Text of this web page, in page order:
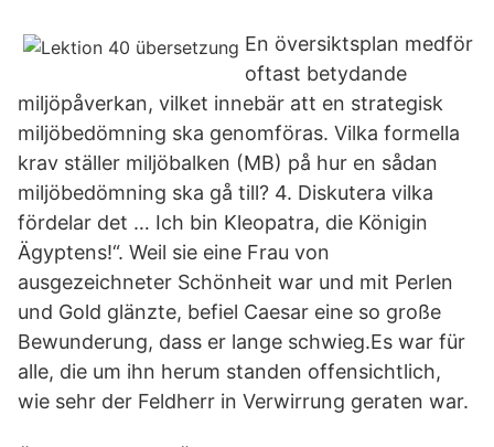
En översiktsplan medför
oftast betydande
miljöpåverkan, vilket innebär att en strategisk
miljöbedömning ska genomföras. Vilka formella
krav ställer miljöbalken (MB) på hur en sådan
miljöbedömning ska gå till? 4. Diskutera vilka
fördelar det … Ich bin Kleopatra, die Königin
Ägyptens!“. Weil sie eine Frau von
ausgezeichneter Schönheit war und mit Perlen
und Gold glänzte, befiel Caesar eine so große
Bewunderung, dass er lange schwieg.Es war für
alle, die um ihn herum standen offensichtlich,
wie sehr der Feldherr in Verwirrung geraten war.